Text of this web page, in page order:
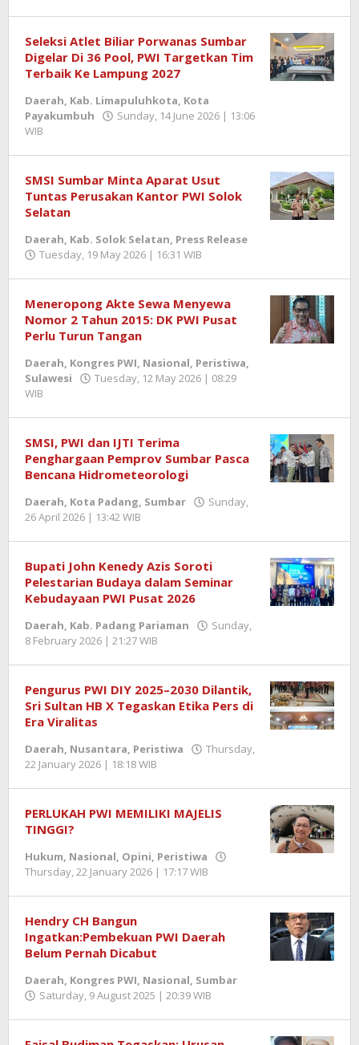
Seleksi Atlet Biliar Porwanas Sumbar
Digelar Di 36 Pool, PWI Targetkan Tim
Terbaik Ke Lampung 2027
Daerah, Kab. Limapuluhkota, Kota
Payakumbuh
Sunday, 14 June 2026 | 13:06
WIB
SMSI Sumbar Minta Aparat Usut
Tuntas Perusakan Kantor PWI Solok
Selatan
Daerah, Kab. Solok Selatan, Press Release
Tuesday, 19 May 2026 | 16:31 WIB
Meneropong Akte Sewa Menyewa
Nomor 2 Tahun 2015: DK PWI Pusat
Perlu Turun Tangan
Daerah, Kongres PWI, Nasional, Peristiwa,
Sulawesi
Tuesday, 12 May 2026 | 08:29
WIB
SMSI, PWI dan IJTI Terima
Penghargaan Pemprov Sumbar Pasca
Bencana Hidrometeorologi
Daerah, Kota Padang, Sumbar
Sunday,
26 April 2026 | 13:42 WIB
Bupati John Kenedy Azis Soroti
Pelestarian Budaya dalam Seminar
Kebudayaan PWI Pusat 2026
Daerah, Kab. Padang Pariaman
Sunday,
8 February 2026 | 21:27 WIB
Pengurus PWI DIY 2025–2030 Dilantik,
Sri Sultan HB X Tegaskan Etika Pers di
Era Viralitas
Daerah, Nusantara, Peristiwa
Thursday,
22 January 2026 | 18:18 WIB
PERLUKAH PWI MEMILIKI MAJELIS
TINGGI?
Hukum, Nasional, Opini, Peristiwa
Thursday, 22 January 2026 | 17:17 WIB
Hendry CH Bangun
Ingatkan:Pembekuan PWI Daerah
Belum Pernah Dicabut
Daerah, Kongres PWI, Nasional, Sumbar
Saturday, 9 August 2025 | 20:39 WIB